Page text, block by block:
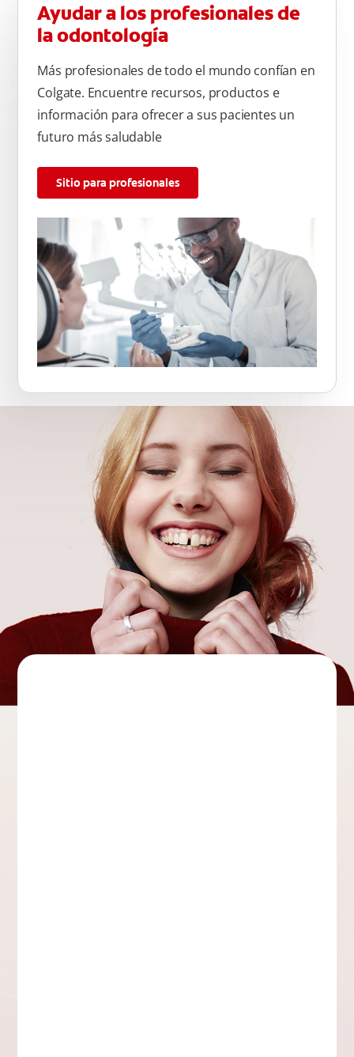
Ayudar a los profesionales de
la odontología
Más profesionales de todo el mundo confían en
Colgate. Encuentre recursos, productos e
información para ofrecer a sus pacientes un
futuro más saludable
Sitio para profesionales